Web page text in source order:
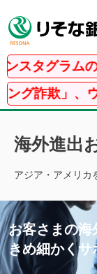
グラムの偽
、ウイルス
海外進出
アジア・アメリカ
お客さまの海
きめ細かく